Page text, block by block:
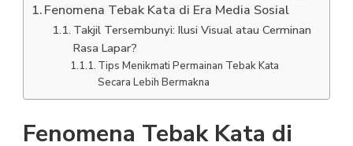
Fenomena Tebak Kata di Era Media Sosial
Takjil Tersembunyi: Ilusi Visual atau Cerminan
Rasa Lapar?
Tips Menikmati Permainan Tebak Kata
Secara Lebih Bermakna
Fenomena Tebak Kata di